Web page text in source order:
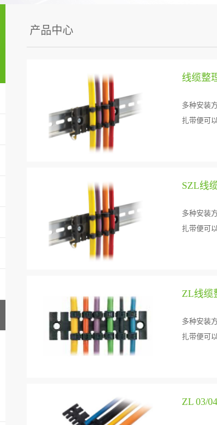
产品中心
线缆整
多种安装
扎带便可
多种安装
扎带便可
多种安装
扎带便可